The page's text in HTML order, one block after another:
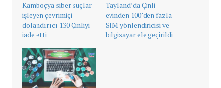
Kamboçya siber suçlar
işleyen çevrimiçi
dolandırıcı 130 Çinliyi
iade etti
Tayland’da Çinli
evinden 100’den fazla
SIM yönlendiricisi ve
bilgisayar ele geçirildi